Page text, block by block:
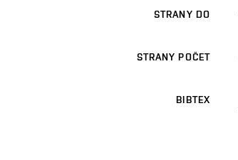
STRANY DO
STRANY POČET
BIBTEX